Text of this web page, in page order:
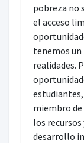
pobreza no
el acceso
tenemos
realidades.
estudiantes,
miembro de
los recursos
desarrollo